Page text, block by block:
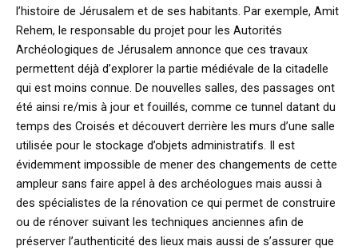
l’histoire de Jérusalem et de ses habitants. Par exemple, Amit
Rehem, le responsable du projet pour les Autorités
Archéologiques de Jérusalem annonce que ces travaux
permettent déjà d’explorer la partie médiévale de la citadelle
qui est moins connue. De nouvelles salles, des passages ont
été ainsi re/mis à jour et fouillés, comme ce tunnel datant du
temps des Croisés et découvert derrière les murs d’une salle
utilisée pour le stockage d’objets administratifs. Il est
évidemment impossible de mener des changements de cette
ampleur sans faire appel à des archéologues mais aussi à
des spécialistes de la rénovation ce qui permet de construire
ou de rénover suivant les techniques anciennes afin de
préserver l’authenticité des lieux mais aussi de s’assurer que